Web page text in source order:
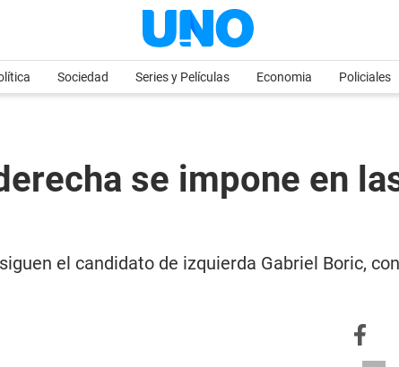
Sociedad Series y Películas Economia Policiales
se impone en
el candidato de izquierda Gabriel Boric,